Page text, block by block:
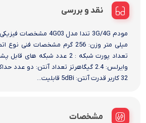
نقد و بررسی
میلی متر وزن: 256 گرم مشخصات
وایرلس: 2.4 گیگاهرتز تعداد آنتن: دو عدد
32 کاربر قدرت آنتن: 5dBi قابلیت...
مشخصات